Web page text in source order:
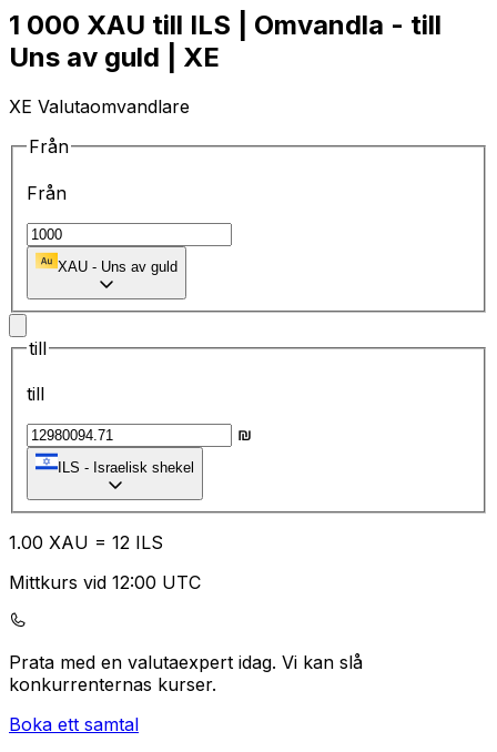
1 000 XAU till ILS | Omvandla - till
Uns av guld | XE
XE Valutaomvandlare
Från
Från
XAU - Uns av guld
till
till
₪
ILS - Israelisk shekel
1.00 XAU = 12 ILS
Mittkurs vid 12:00 UTC
Prata med en valutaexpert idag. Vi kan slå
konkurrenternas kurser.
Boka ett samtal